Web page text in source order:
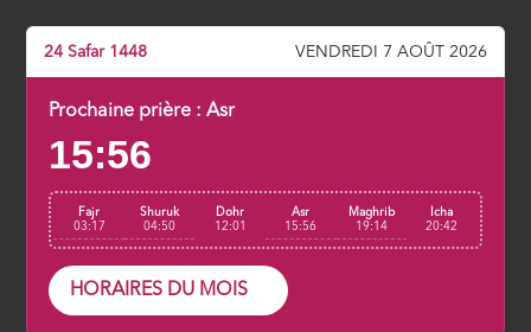
24 Safar 1448 VENDREDI 7 AOÛT 2026
Prochaine prière :Asr
15:56
Fajr
03:17
Shuruk
04:50
Dohr
12:01
Asr
15:56
Maghrib
19:14
Icha
20:42
HORAIRES DU MOIS